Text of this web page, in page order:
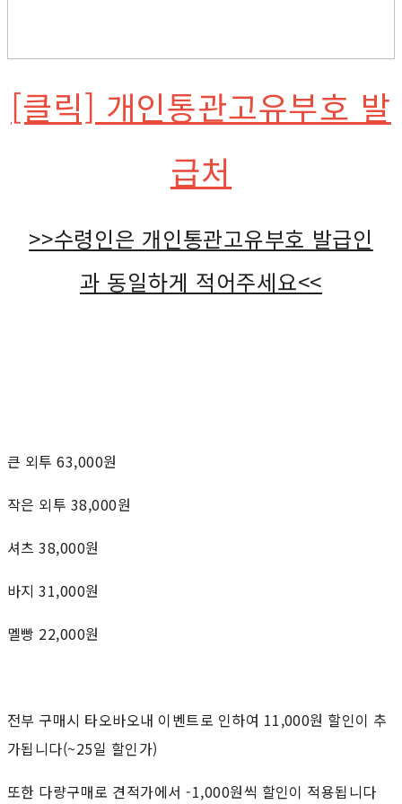
[클릭] 개인통관고유부호 발
급처
>>수령인은 개인통관고유부호 발급인
과 동일하게 적어주세요<<
큰 외투 63,000원
작은 외투 38,000원
셔츠 38,000원
바지 31,000원
멜빵 22,000원
전부 구매시 타오바오내 이벤트로 인하여 11,000원 할인이 추
가됩니다(~25일 할인가)
또한 다량구매로 견적가에서 -1,000원씩 할인이 적용됩니다